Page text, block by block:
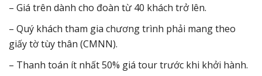
– Giá trên dành cho đoàn từ 40 khách trở lên.
– Quý khách tham gia chương trình phải mang theo
giấy tờ tùy thân (CMNN).
– Thanh toán ít nhất 50% giá tour trước khi khởi hành.